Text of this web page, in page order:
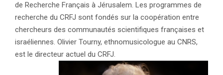
de Recherche Français à Jérusalem. Les programmes de
recherche du CRFJ sont fondés sur la coopération entre
chercheurs des communautés scientifiques françaises et
israéliennes. Olivier Tourny, ethnomusicologue au CNRS,
est le directeur actuel du CRFJ.